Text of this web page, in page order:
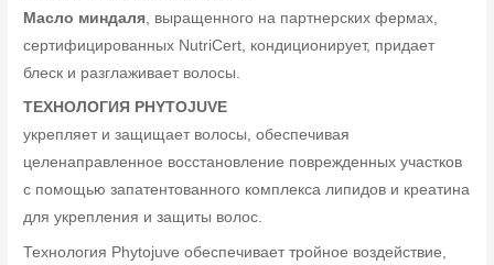
Масло миндаля , выращенного на партнерских фермах,
сертифицированных NutriCert, кондиционирует, придает
блеск и разглаживает волосы.
ТЕХНОЛОГИЯ PHYTOJUVE
укрепляет и защищает волосы, обеспечивая
целенаправленное восстановление поврежденных участков
с помощью запатентованного комплекса липидов и креатина
для укрепления и защиты волос.
Технология Phytojuve обеспечивает тройное воздействие,